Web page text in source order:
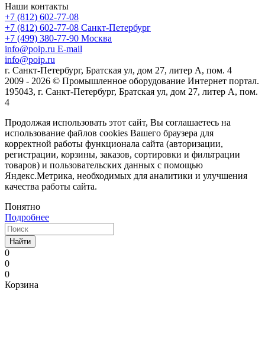
Наши контакты
+7 (812) 602-77-08
+7 (812) 602-77-08 Санкт-Петербург
+7 (499) 380-77-90 Москва
info@poip.ru E-mail
info@poip.ru
г. Санкт-Петербург, Братская ул, дом 27, литер А, пом. 4
2009 - 2026 © Промышленное оборудование Интернет портал.
195043, г. Санкт-Петербург, Братская ул, дом 27, литер А, пом.
4
Продолжая использовать этот сайт, Вы соглашаетесь на
использование файлов cookies Вашего браузера для
корректной работы функционала сайта (авторизации,
регистрации, корзины, заказов, сортировки и фильтрации
товаров) и пользовательских данных с помощью
Яндекс.Метрика, необходимых для аналитики и улучшения
качества работы сайта.
Понятно
Подробнее
Найти
0
0
0
Корзина